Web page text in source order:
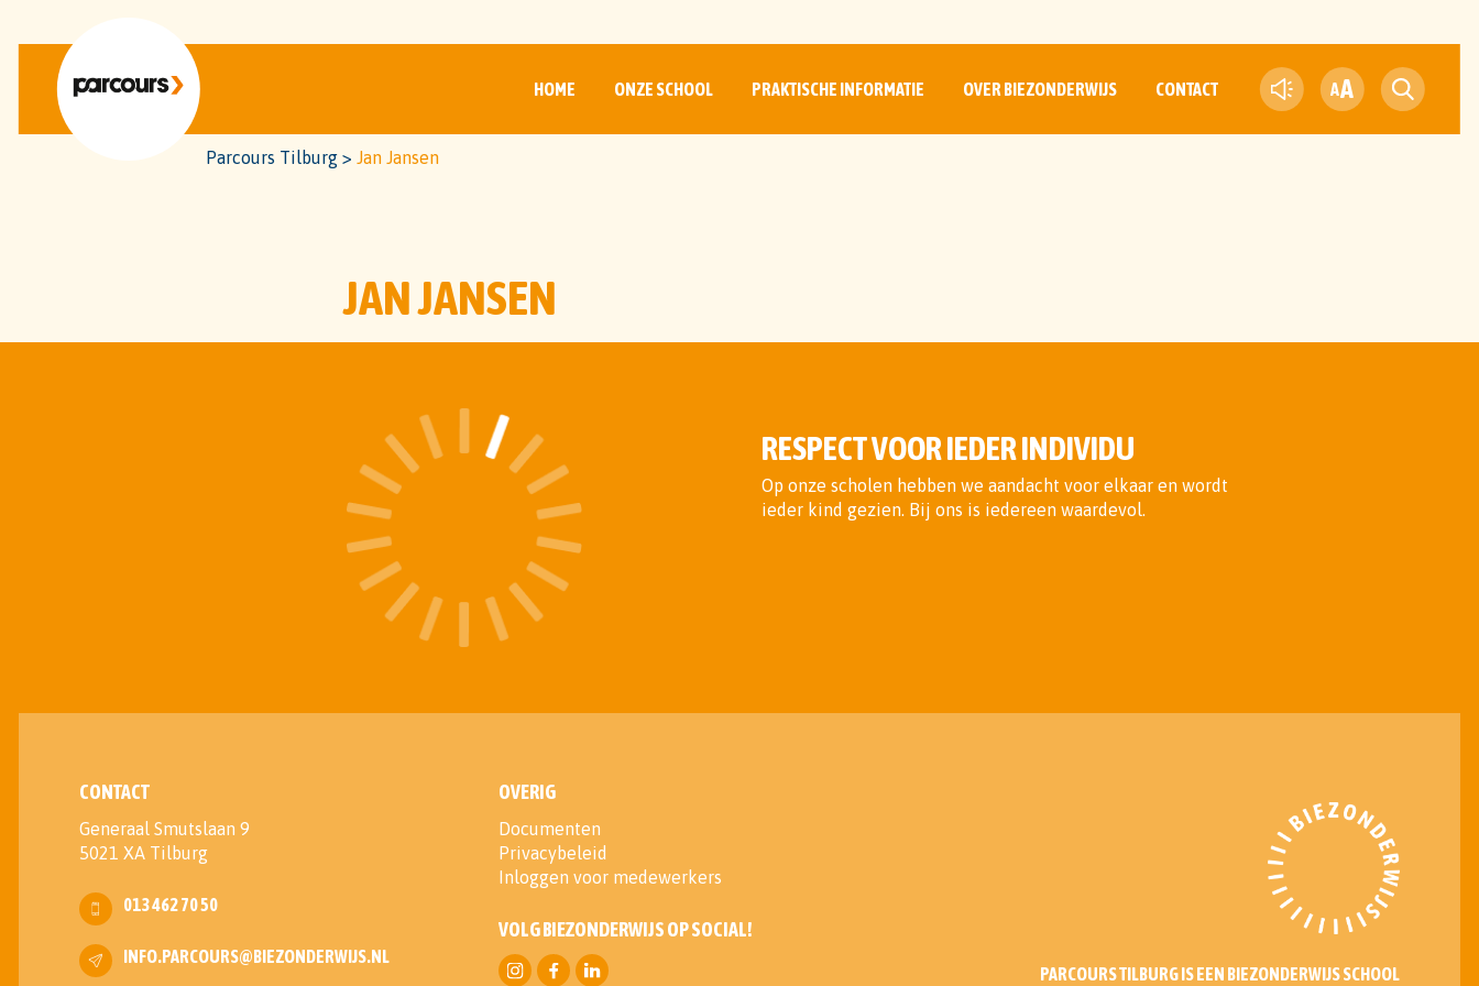
HOME ONZE SCHOOL PRAKTISCHE INFORMATIE OVER BIEZONDERWIJS CONTACT AA
Parcours Tilburg> Jan Jansen
JAN JANSEN
RESPECT VOOR IEDER INDIVIDU
Op onze scholen hebben we aandacht voor elkaar en wordt
ieder kind gezien. Bij ons is iedereen waardevol.
CONTACT
Generaal Smutslaan 9
5021 XA Tilburg
013 462 70 50
INFO.PARCOURS@BIEZONDERWIJS.NL
OVERIG
Documenten
Privacybeleid
Inloggen voor medewerkers
VOLG BIEZONDERWIJS OP SOCIAL!
PARCOURS TILBURG IS EEN BIEZONDERWIJS SCHOOL